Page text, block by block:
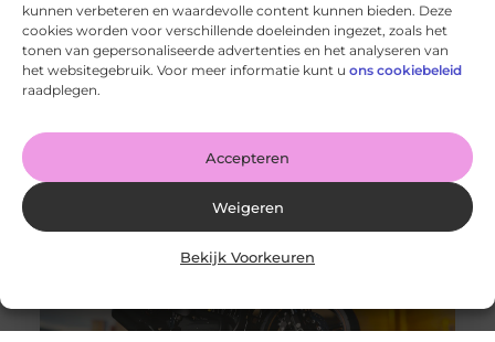
kunnen verbeteren en waardevolle content kunnen bieden. Deze
cookies worden voor verschillende doeleinden ingezet, zoals het
tonen van gepersonaliseerde advertenties en het analyseren van
het websitegebruik. Voor meer informatie kunt u ons cookiebeleid
raadplegen.
Accepteren
Weigeren
Bekijk Voorkeuren
Een Feest DJ Huren voor je Bedrijfsfeest: De Sleutel tot
Succes
Goed artikel? Deel hem dan op: Share on X (Twitter)
Share on Facebook Share on Pinterest Share on